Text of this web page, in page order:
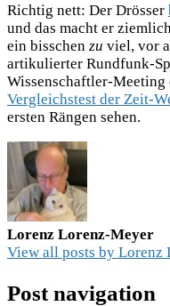
Richtig nett: Der Drösser
und das macht er
ein bisschen zu viel, vor
artikulierter Rundfunk-
Wissenschaftler-Meeting
Vergleichstest der Zeit-
ersten Rängen sehen.
Lorenz Lorenz-Meyer
View all posts by
Post navigation